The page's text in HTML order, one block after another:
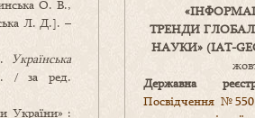
О. В.,
Л. Д.]. –
Українська
/ за ред.
України» :
«
ТРЕНДИ
НАУКИ» (IAT-
Державна
Посвідчення